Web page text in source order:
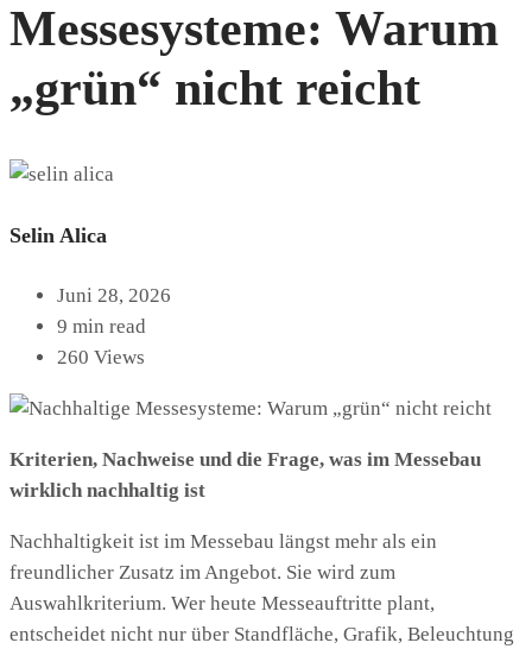
Messesysteme: Warum
„grün“ nicht reicht
Selin Alica
Juni 28, 2026
9 min read
260 Views
Kriterien, Nachweise und die Frage, was im Messebau
wirklich nachhaltig ist
Nachhaltigkeit ist im Messebau längst mehr als ein
freundlicher Zusatz im Angebot. Sie wird zum
Auswahlkriterium. Wer heute Messeauftritte plant,
entscheidet nicht nur über Standfläche, Grafik, Beleuchtung